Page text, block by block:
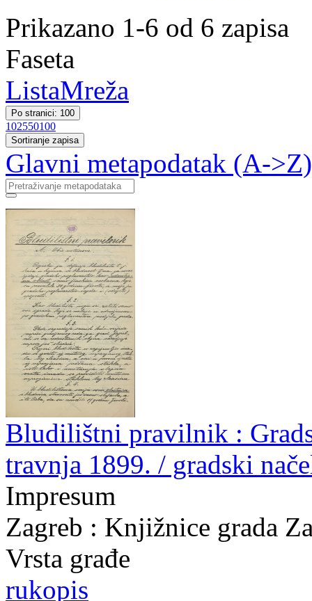
Prikazano 1-6 od 6 zapisa
Faseta
ListaMreža
Po stranici: 100
102550100
Sortiranje zapisa
Glavni metapodatak (A->Z)
Bludilištni pravilnik :
travnja 1899. / gradski
Impresum
Zagreb : Knjižnice grada
Vrsta građe
rukopis